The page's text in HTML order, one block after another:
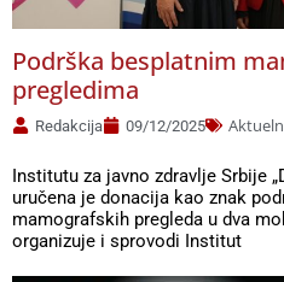
Podrška besplatnim
pregledima
Redakcija 09/12/2025
Institutu za javno zdravlje Srbije
uručena je donacija kao znak
mamografskih pregleda u dva
organizuje i sprovodi Institut